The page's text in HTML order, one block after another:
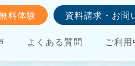
よくある質問 ご利
料体験 資料請求・お問